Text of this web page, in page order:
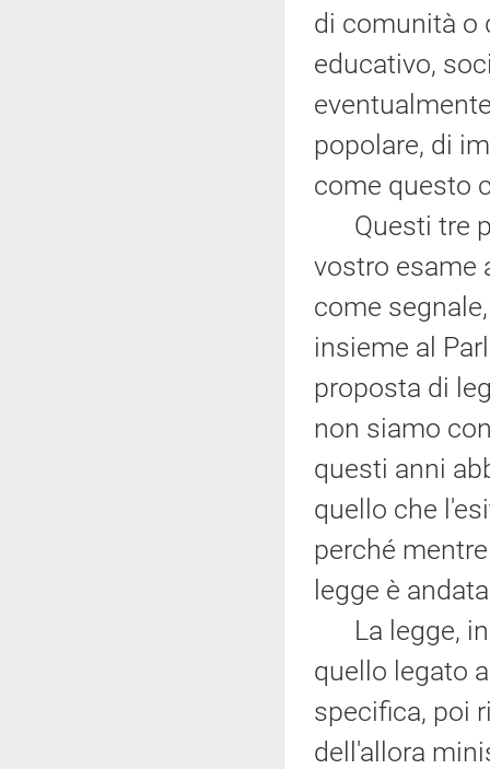
di comunità o
educativo,
popolare, di
come questo
Questi tre
vostro esame
come
insieme al
proposta di
non siamo
questi anni
quello che
perché
legge è
La legge,
quello legato
specifica, poi
dell'allora